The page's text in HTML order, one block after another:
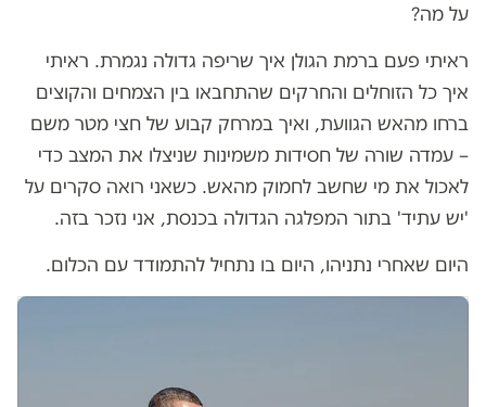
על מה?
ראיתי פעם ברמת הגולן איך שריפה גדולה נגמרת. ראיתי
איך כל הזוחלים והחרקים שהתחבאו בין הצמחים והקוצים
ברחו מהאש הגוועת, ואיך במרחק קבוע של חצי מטר משם
– עמדה שורה של חסידות משמינות שניצלו את המצב כדי
לאכול את מי שחשב לחמוק מהאש. כשאני רואה סקרים על
'יש עתיד' בתור המפלגה הגדולה בכנסת, אני נזכר בזה.
היום שאחרי נתניהו, היום בו נתחיל להתמודד עם הכלום.